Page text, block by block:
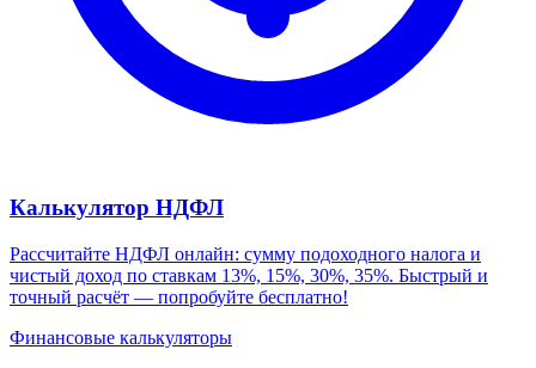
Калькулятор НДФЛ
Рассчитайте НДФЛ онлайн: сумму подоходного налога и
чистый доход по ставкам 13%, 15%, 30%, 35%. Быстрый и
точный расчёт — попробуйте бесплатно!
Финансовые калькуляторы